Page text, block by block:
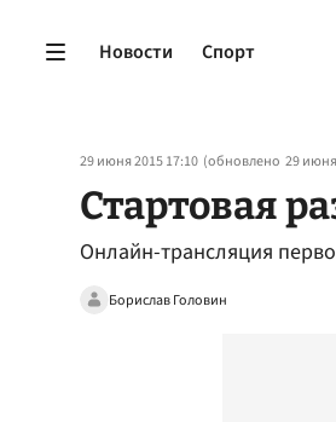
Новости Спорт
29 июня 2015 17:10 (обновлено 29
Стартовая
Онлайн-трансляция
Борислав Головин